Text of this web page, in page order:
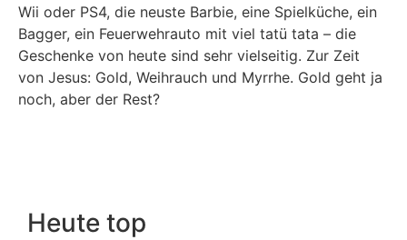
Wii oder PS4, die neuste Barbie, eine Spielküche, ein
Bagger, ein Feuerwehrauto mit viel tatü tata – die
Geschenke von heute sind sehr vielseitig. Zur Zeit
von Jesus: Gold, Weihrauch und Myrrhe. Gold geht ja
noch, aber der Rest?
Heute top